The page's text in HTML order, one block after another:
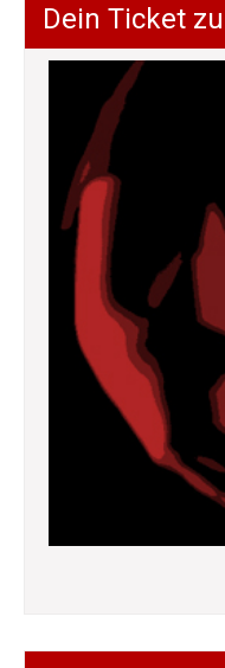
Dein Ticket